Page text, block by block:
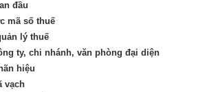
đầu
mã số thuế
lý thuế
ty, chi nhánh, văn phòng đại diện
hiệu
vạch